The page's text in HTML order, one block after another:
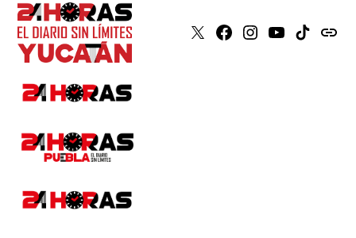
X Faceboook
Instagram
YoutubeTiktokissuu